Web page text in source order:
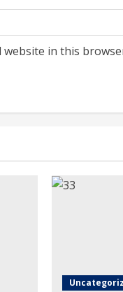
website in this